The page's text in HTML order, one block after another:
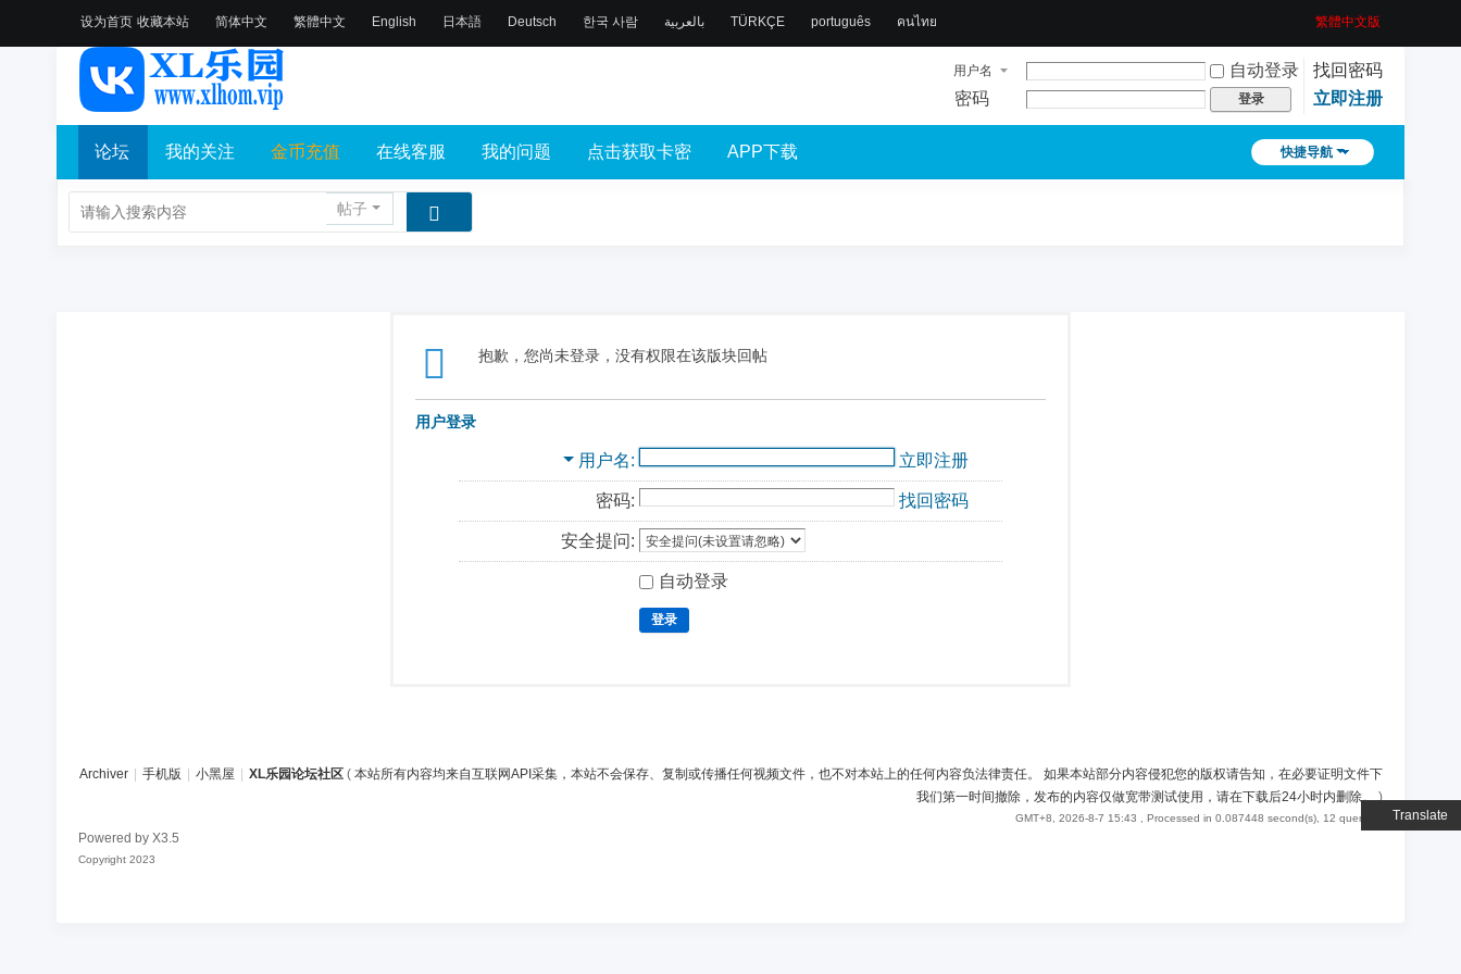
设为首页 收藏本站
Translate
简体中文 繁體中文 English 日本語 Deutsch 한국 사람 بالعربية TÜRKÇE português คนไทย 繁體中文版
用户名 自动登录
找回密码
密码
登录 立即注册
快捷导航
论坛 我的关注 金币充值 在线客服 我的问题 点击获取卡密 APP下载
帖子
抱歉，您尚未登录，没有权限在该版块回帖
用户登录
用户名 立即注册
密码: 找回密码
安全提问:
自动登录
登录
Archiver 手机版 小黑屋 XL乐园论坛社区 ( 本站所有内容均来自互联网API采集，本站不会保存、复制或传播任何视频文件，也不对本站上的任何内容负法律责任。 如果本站部分内容侵犯您的版权请告知，在必要证明文件下
我们第一时间撤除，发布的内容仅做宽带测试使用，请在下载后24小时内删除。)
GMT+8, 2026-8-7 15:43 , Processed in 0.087448 second(s), 12 queries .
Powered by X3.5
Copyright 2023